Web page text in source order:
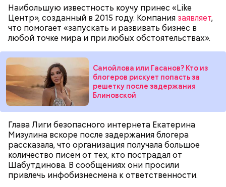
Наибольшую известность коучу принес «Like
Центр», созданный в 2015 году. Компаниязаявляет,
что помогает «запускать и развивать бизнес в
любой точке мира и при любых обстоятельствах».
Самойлова или Гасанов? Кто из
блогеров рискует попасть за
решетку после задержания
Блиновской
Глава Лиги безопасного интернета Екатерина
Мизулина вскоре после задержания блогера
рассказала, что организация получала большое
количество писем от тех, кто пострадал от
Шабутдинова. В сообщениях они просили
привлечь инфобизнесмена к ответственности.
— Все дети содержались в нормальных условиях.
При этом женщина часто уезжала из дома и
занималась своими делами. С детьми неотлучно
находится няня, — сообщил собеседник «ВМ».
В ходе допроса задержанный заявил, что сам
занимался поисками места жительства Маргариты
Симоньян, за что СБУ вознаградила его денежной
суммой. Когда лидер «Параграфа-88» пришел на
место, где его куратор оставил деньги и автомат
Калашникова для реализации покушения, его уже
ждали российские спецслужбы.